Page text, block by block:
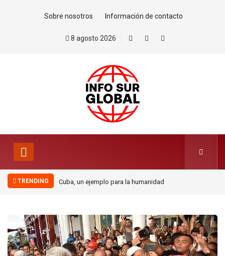
Sobre nosotros Información de contacto
8 agosto 2026
TRENDING
para la humanidadPetro, el hombre que nunca se